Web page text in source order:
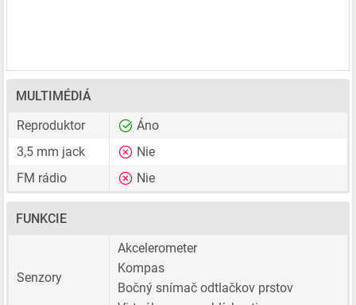
MULTIMÉDIÁ
Reproduktor
Áno
3,5 mm jack
Nie
FM rádio
Nie
FUNKCIE
Senzory
Akcelerometer
Kompas
Bočný snímač odtlačkov prstov